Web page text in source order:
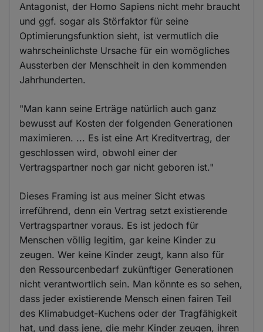
Antagonist, der Homo Sapiens nicht mehr braucht
und ggf. sogar als Störfaktor für seine
Optimierungsfunktion sieht, ist vermutlich die
wahrscheinlichste Ursache für ein womögliches
Aussterben der Menschheit in den kommenden
Jahrhunderten.
"Man kann seine Erträge natürlich auch ganz
bewusst auf Kosten der folgenden Generationen
maximieren. ... Es ist eine Art Kreditvertrag, der
geschlossen wird, obwohl einer der
Vertragspartner noch gar nicht geboren ist."
Dieses Framing ist aus meiner Sicht etwas
irreführend, denn ein Vertrag setzt existierende
Vertragspartner voraus. Es ist jedoch für
Menschen völlig legitim, gar keine Kinder zu
zeugen. Wer keine Kinder zeugt, kann also für
den Ressourcenbedarf zukünftiger Generationen
nicht verantwortlich sein. Man könnte es so sehen,
dass jeder existierende Mensch einen fairen Teil
des Klimabudget-Kuchens oder der Tragfähigkeit
hat, und dass jene, die mehr Kinder zeugen, ihren